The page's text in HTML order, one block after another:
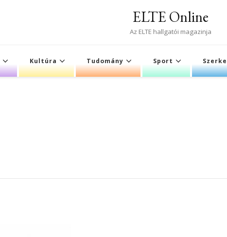
ELTE Online
Az ELTE hallgatói magazinja
Kultúra Tudomány Sport